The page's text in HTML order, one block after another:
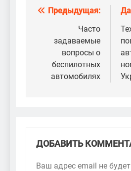
Навигация
записям
Предыдущая:
Часто
задаваемые
вопросы о
беспилотных
автомобилях
ДОБАВИТЬ
Ваш адрес email не